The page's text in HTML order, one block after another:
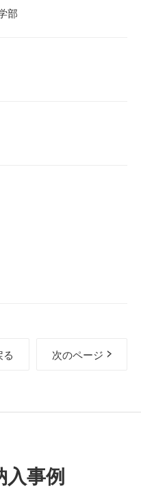
部
次のページ
入事例